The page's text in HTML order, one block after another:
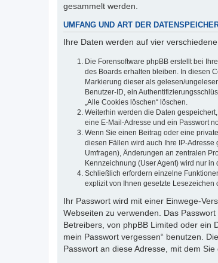
gesammelt werden.
UMFANG UND ART DER
Ihre Daten werden auf vier
Die Forensoftware phpBB erstellt bei
des Boards erhalten bleiben. In diesen
Markierung dieser als gelesen/
Benutzer-ID, ein
„Alle Cookies löschen“ löschen.
Weiterhin werden die Daten
eine E-Mail-Adresse und ein Passwort
Wenn Sie einen Beitrag oder eine
diesen Fällen wird auch Ihre IP-
Umfragen), Änderungen an zentralen
Kennzeichnung (User Agent) wird nur in
Schließlich erfordern einzelne
explizit von Ihnen gesetzte Lesezeichen
Ihr Passwort wird mit einer Einwege-
Webseiten zu verwenden. Das
Betreibers, von phpBB Limited oder ein
mein Passwort vergessen“ benutzen.
Passwort an diese Adresse, mit dem